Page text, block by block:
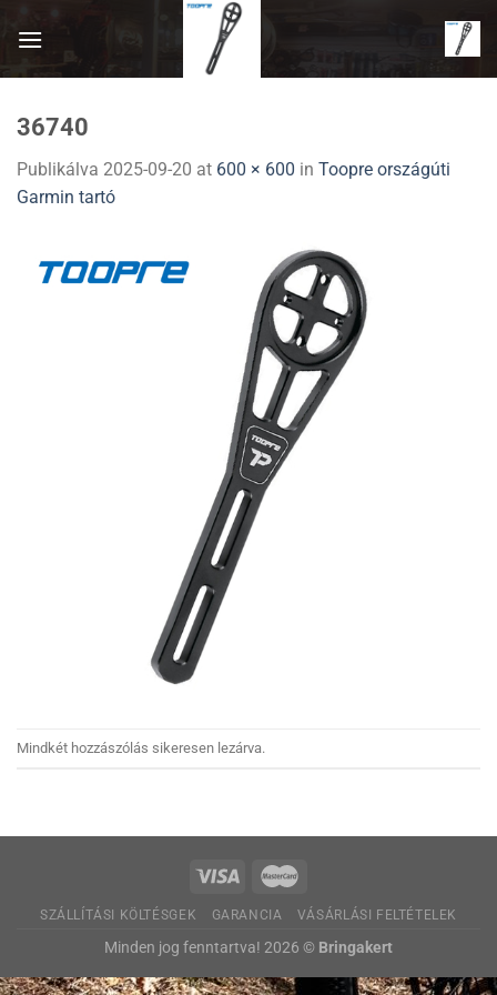
36740
Publikálva 2025-09-20 at 600 × 600 in Toopre országúti
Garmin tartó
Mindkét hozzászólás sikeresen lezárva.
SZÁLLÍTÁSI KÖLTÉSGEK GARANCIA VÁSÁRLÁSI FELTÉTELEK
Minden jog fenntartva! 2026 © Bringakert